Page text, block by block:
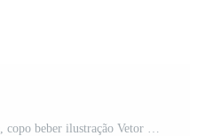
rosquinha dentro plástico, pacote, copo beber ilustração Vetor Pro